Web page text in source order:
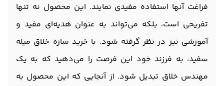
فراغت آنها استفاده مفیدی نمایند. این محصول نه تنها
تفریحی است، بلکه می‌تواند به عنوان هدیه‌ای مفید و
آموزشی نیز در نظر گرفته شود. با خرید سازه خلاق میله
سفید، به فرزند خود این فرصت را می‌دهید که به یک
مهندس خلاق تبدیل شود. از آنجایی که این محصول به